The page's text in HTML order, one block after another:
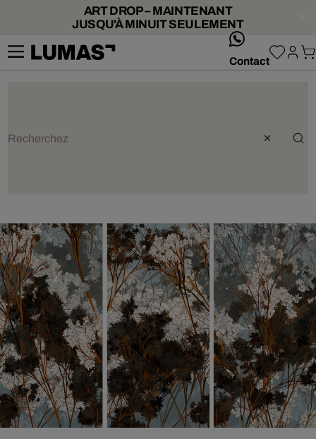
ART DROP – MAINTENANT
JUSQU'À MINUIT SEULEMENT
Contact